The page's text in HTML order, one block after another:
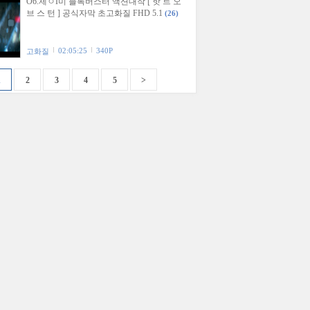
브 스 턴 ] 공식자막 초고화질 FHD 5.1 (26)
고화질 02:05:25 340P
2 3 4 5 >